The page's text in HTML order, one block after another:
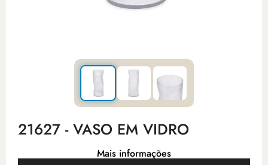
21627 - VASO EM VIDRO
Mais informações